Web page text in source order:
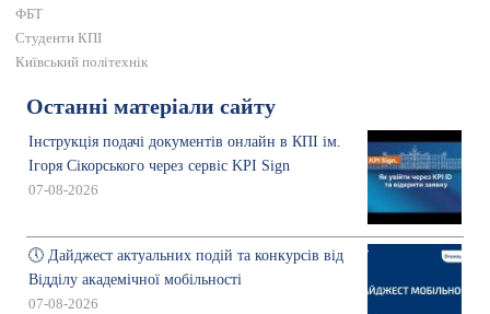
ФБТ
Студенти КПІ
Київський політехнік
Останні матеріали сайту
Інструкція подачі документів онлайн в КПІ ім.
Ігоря Сікорського через сервіс KPI Sign
07-08-2026
🕔 Дайджест актуальних подій та конкурсів від
Відділу академічної мобільності
07-08-2026